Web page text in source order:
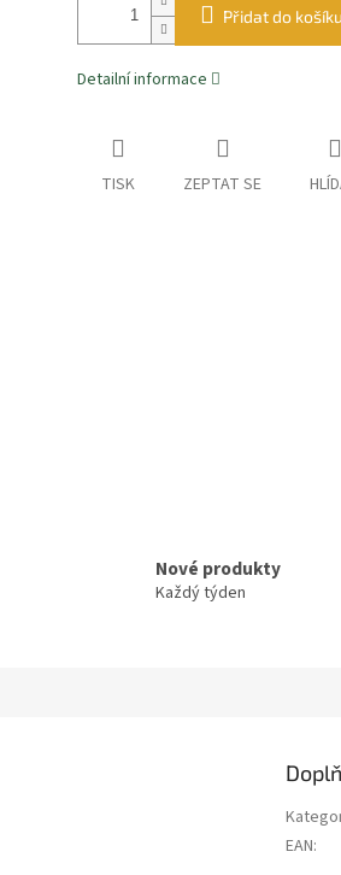
Přidat do košíku
Detailní informace
TISK ZEPTAT SE
Nové produkty
Každý týden
EAN: